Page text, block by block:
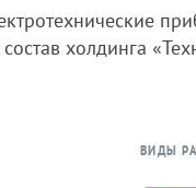
состав холдинга
ВИДЫ